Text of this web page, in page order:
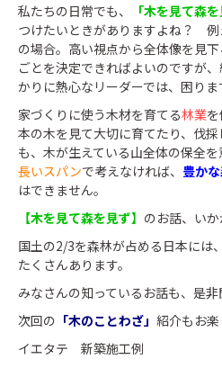
私たちの日常でも、
「木を見て森を
つけたいときがありますよね？ 例
の場合。高い視点から全体像を見
ごとを決定できればよいのですが
かりに熱心なリーダーでは、困りま
家づくりに使う木材を育てる林業
本の木を見て大切に育てたり、伐
も、木が生えている山全体の保全
長いスパンで考えなければ、 豊か
はできません。
【木を見て森を見ず】 のお話、い
国土の2/3を森林が占める日本には
たくさんあります。
みなさんの知っているお話も、是非
次回の 「木のことわざ」 紹介もお楽
イエタテ 新築施工例